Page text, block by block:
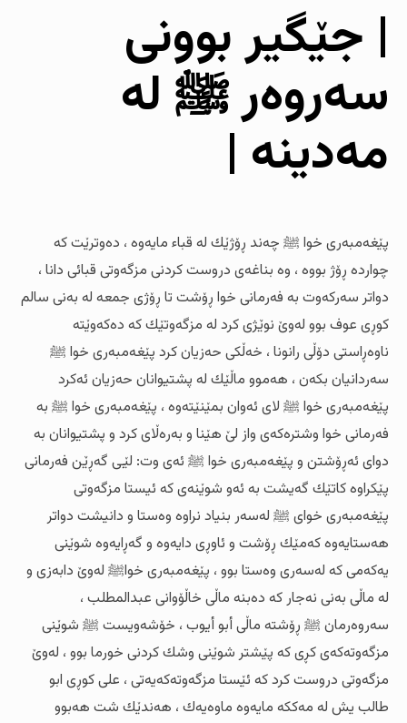
| جێگیر بوونی
سه‌روه‌ر ﷺ له‌
مه‌دینه‌ |
پێغه‌مبه‌ری خوا ﷺ چه‌ند ڕۆژێك له‌ قباء مایه‌وه‌ ، ده‌وترێت كه‌
چوارده‌ ڕۆژ بووه‌ ، وه‌ بناغه‌ی دروست كردنی مزگه‌وتی قبائی دانا ،
دواتر سه‌ركه‌وت به‌ فه‌رمانی خوا ڕۆشت تا ڕۆژی جمعه‌ له‌ به‌نی سالم
كوڕی عوف بوو له‌وێ نوێژی كرد له‌ مزگه‌وتێك كه‌ ده‌كه‌وێته‌
ناوه‌ڕاستی دۆڵی رانونا ، خه‌ڵكی حه‌زیان كرد پێغه‌مبه‌ری خوا ﷺ
سه‌ردانیان بكه‌ن ، هه‌موو ماڵێك له‌ پشتیوانان حه‌زیان ئه‌كرد
پێغه‌مبه‌ری خوا ﷺ لای ئه‌وان بمێنێته‌وه‌ ، پێغه‌مبه‌ری خوا ﷺ به‌
فه‌رمانی خوا وشتره‌كه‌ی واز لێ هێنا و به‌ره‌ڵای كرد و پشتیوانان به‌
دوای ئه‌ڕۆشتن و پێغه‌مبه‌ری خوا ﷺ ئه‌ی وت: لێی گه‌ڕێن فه‌رمانی
پێكراوه‌ كاتێك گه‌یشت به‌ ئه‌و شوێنه‌ی كه‌ ئیستا مزگه‌وتی
پێغه‌مبه‌ری خوای ﷺ له‌سه‌ر بنیاد نراوه‌ وه‌ستا و دانیشت دواتر
هه‌ستایه‌وه‌ كه‌مێك ڕۆشت و ئاوڕی دایه‌وه‌ و گه‌ڕایه‌وه‌ شوێنی
یه‌كه‌می كه‌ له‌سه‌ری وه‌ستا بوو ، پێغه‌مبه‌ری خواﷺ له‌وێ دابه‌زی و
له‌ ماڵی به‌نی نه‌جار كه‌ ده‌بنه‌ ماڵی خاڵۆوانی عبدالمطلب ،
سەروەرمان ﷺ ڕۆشته‌ ماڵی أبو أیوب ، خۆشەویست ﷺ شوێنی
مزگه‌وته‌كه‌ی كڕی كه پێشتر شوێنی وشك كردنی خورما بوو ، له‌وێ
مزگه‌وتی دروست كرد كه‌ ئێستا مزگه‌وته‌كه‌یه‌تی ، علی كوڕی ابو
طالب یش له‌ مه‌کكه‌ مایه‌وه‌ ماوه‌یه‌ك ، هه‌ندێك شت هه‌بوو